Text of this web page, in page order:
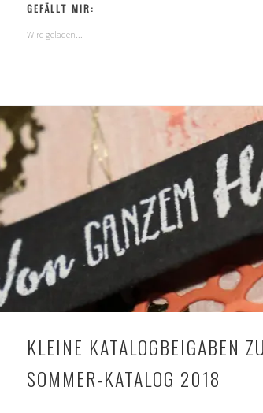
GEFÄLLT MIR:
Wird geladen...
KLEINE KATALOGBEIGABEN
SOMMER-KATALOG 2018